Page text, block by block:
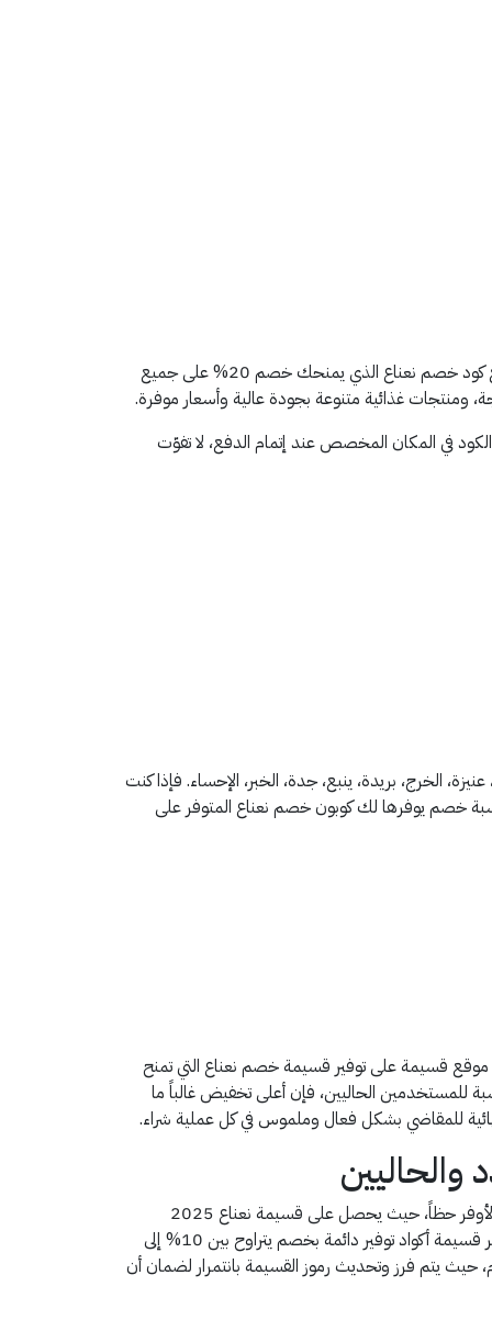
هل تبحث عن طريقة ذكية لتوفير المال عند تسوّقك لاحتياجات المنزل من البقالة والمنتجات اليومية؟ تطبيق قسيمة يقدم لك الحل مع كود خصم نعناع الذي يمنحك خصم 20% على جميع
غذائية متنوعة بجودة عالية وأسعار موفرة.
في المكان المخصص عند إتمام الدفع، لا تفوّت
عنيزة، الخرج، بريدة، ينبع، جدة، الخبر، الإحساء. فإذا كنت
خصم يوفرها لك كوبون خصم نعناع المتوفر على
موقع قسيمة على توفير قسيمة خصم نعناع التي تمنح
حقيقياً وكبيراً. بالنسبة للمستخدمين الحاليين، فإن أعلى تخفيض غالباً ما
يتميز تطبيق نعناع بتقديم قسائم شراء متنوعة تلبي احتياجات جميع المستخدمين، سواء كنت عميلاً جديداً أو قديماً. العميل الجديد هو الأوفر حظاً، حيث يحصل على قسيمة نعناع 2025
بخصم كبير ومحدد على طلبه الأول كحافز لتجربة الخدمة، مع إمكانية الحصول على كاش باك إضافي. أما بالنسبة للعملاء الحاليين، فتوفر قسيمة أكواد توفير دائمة بخصم يتراوح بين 10% إلى
يتم فرز وتحديث رموز القسيمة بانتمرار لضمان أن